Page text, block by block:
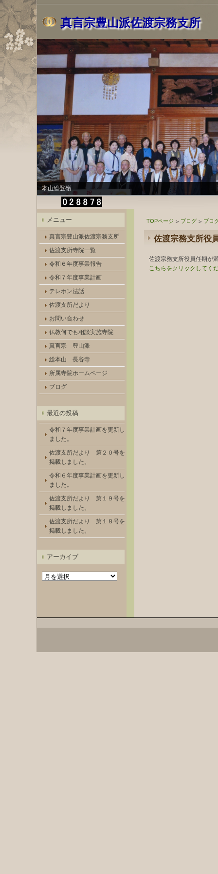
真言宗豊山派佐渡宗務支所
本山総登嶺
TOPページ > ブログ > ブロ
佐渡宗務支所役
佐渡宗務支所役員任期が
こちらをクリックしてく
メニュー
真言宗豊山派佐渡宗務支所
佐渡支所寺院一覧
令和６年度事業報告
令和７年度事業計画
テレホン法話
佐渡支所だより
お問い合わせ
仏教何でも相談実施寺院
真言宗 豊山派
総本山 長谷寺
所属寺院ホームページ
ブログ
最近の投稿
令和７年度事業計画を更新し
ました。
佐渡支所だより 第２０号を
掲載しました。
令和６年度事業計画を更新し
ました。
佐渡支所だより 第１９号を
掲載しました。
佐渡支所だより 第１８号を
掲載しました。
アーカイブ
ア
ー